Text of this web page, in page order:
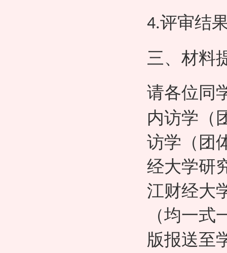
4.评审结
三、材料
请各位同
内访学（
访学（团
经大学研
江财经大
（均一
版报送至